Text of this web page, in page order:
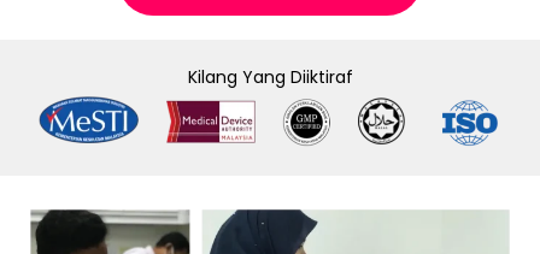
Kilang Yang Diiktiraf